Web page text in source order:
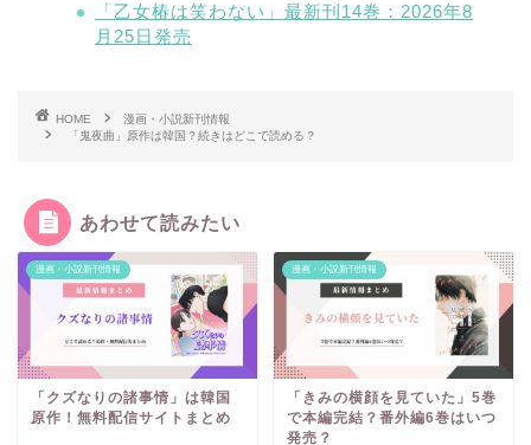
「乙女椿は笑わない」最新刊14巻：2026年8
月25日発売
HOME
漫画・小説新刊情報
「鬼夜曲」原作は韓国？続きはどこで読める？
あわせて読みたい
漫画・小説新刊情報
「クズなりの諸事情」は韓国
原作！無料配信サイトまとめ
漫画・小説新刊情報
「きみの横顔を見ていた」5巻
で本編完結？番外編6巻はいつ
発売？